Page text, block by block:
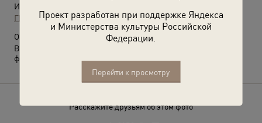
Проект разработан при поддержке Яндекса
и Министерства культуры Российской
Федерации.
Перейти к просмотру
Источники:
ГИН РАН
О фотографии:
Выставка
фотографией.
Расскажите друзьям об этом фото